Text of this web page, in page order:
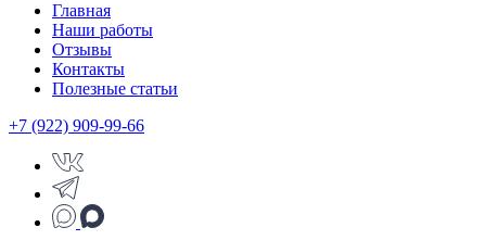
Главная
Наши работы
Отзывы
Контакты
Полезные статьи
+7 (922) 909-99-66